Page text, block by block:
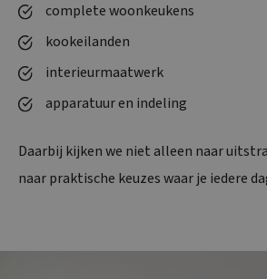
complete woonkeukens
kookeilanden
interieurmaatwerk
apparatuur en indeling
Daarbij kijken we niet alleen naar
naar praktische keuzes waar je iedere